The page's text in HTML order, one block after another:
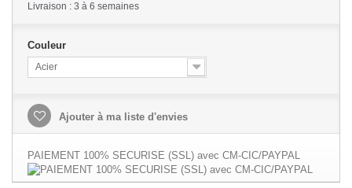
Livraison : 3 à 6 semaines
Couleur
Acier
Ajouter à ma liste d'envies
PAIEMENT 100% SECURISE (SSL) avec CM-CIC/PAYPAL